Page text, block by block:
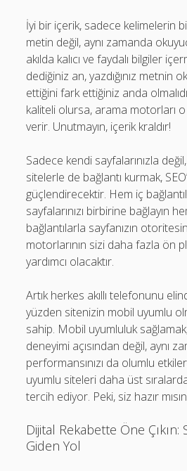
İyi bir içerik, sadece kelimelerin
metin değil, aynı zamanda
akılda kalıcı ve faydalı bilgiler
dediğiniz an, yazdığınız metnin
ettiğini fark ettiğiniz anda
kaliteli olursa, arama motorları
verir. Unutmayın, içerik kraldır!
Sadece kendi sayfalarınızla
sitelerle de bağlantı kurmak,
güçlendirecektir. Hem iç
sayfalarınızı birbirine bağlayın
bağlantılarla sayfanızın
motorlarının sizi daha fazla ön
yardımcı olacaktır.
Artık herkes akıllı telefonunu
yüzden sitenizin mobil uyumlu
sahip. Mobil uyumluluk
deneyimi açısından değil, aynı
performansınızı da olumlu
uyumlu siteleri daha üst
tercih ediyor. Peki, siz hazır
Dijital Rekabette Öne Çıkın:
Giden Yol